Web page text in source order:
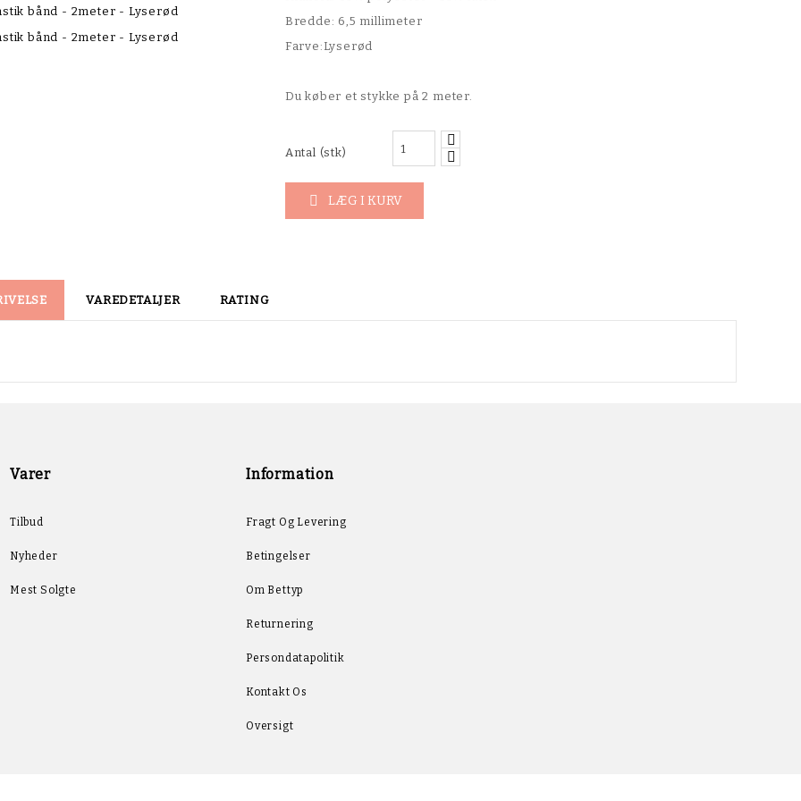
Bredde: 6,5 millimeter
Farve:Lyserød
Du køber et stykke på 2 meter.
Antal (stk)
 LÆG I KURV
VAREDETALJER RATING
Varer
Tilbud
Nyheder
Mest Solgte
Information
Fragt Og Levering
Betingelser
Om Bettyp
Returnering
Persondatapolitik
Kontakt Os
Oversigt